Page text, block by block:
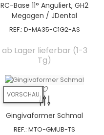
RC-Base 11° Anguliert, GH2
Megagen / JDental
REF.: D-MA35-C1G2-AS
ab Lager lieferbar (1-3
Tg)
VORSCHAU
Gingivaformer Schmal
REF.: MTO-GMUB-TS